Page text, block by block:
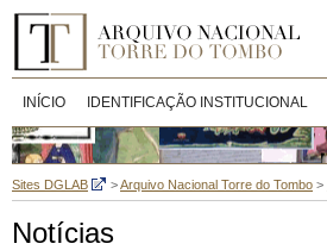
INÍCIO IDENTIFICAÇÃO INSTITUCIONAL
Sites DGLAB >Arquivo Nacional Torre do Tombo >
Notícias